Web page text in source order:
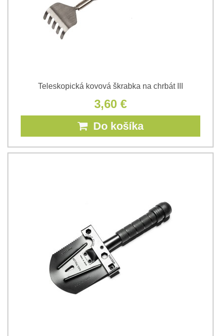
Teleskopická kovová škrabka na chrbát III
3,60 €
Do košíka